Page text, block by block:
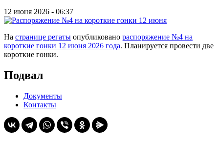
12 июня 2026 - 06:37
На странице регаты опубликовано распоряжение №4 на
короткие гонки 12 июня 2026 года. Планируется провести две
короткие гонки.
Подвал
Документы
Контакты